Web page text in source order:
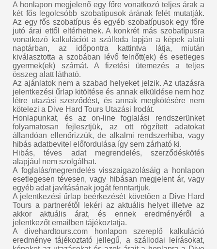
A honlapon megjelenő egy főre vonatkozó teljes árak a
két fős legolcsóbb szobatípusok árának felét mutatják.
Az egy fős szobatípus és egyéb szobatípusok egy főre
jutó árai ettől eltérhetnek. A konkrét más szobatípusra
vonatkozó kalkulációt a szálloda lapján a képek alatti
naptárban, az időpontra kattintva látja, miután
kiválasztotta a szobában lévő felnőtt(ek) és esetleges
gyermek(ek) számát. A fizetési ütemezés a teljes
összeg alatt látható.
Az ajánlatok nem a szabad helyeket jelzik. Az utazásra
jelentkezési űrlap kitöltése és annak elküldése nem hoz
létre utazási szerződést, és annak megkötésére nem
kötelezi a Dive Hard Tours Utazási Irodát.
Honlapunkat, és az on-line foglalási rendszerünket
folyamatosan fejlesztjük, az ott rögzített adatokat
állandóan ellenőrizzük, de alkalmi rendszerhiba, vagy
hibás adatbevitel előfordulása így sem zárható ki.
Hibás, téves adat megrendelés, szerződéskötés
alapjául nem szolgálhat.
A foglalás/megrendelés visszaigazolásáig a honlapon
esetlegesen tévesen, vagy hibásan megjelent ár, vagy
egyéb adat javításának jogát fenntartjuk.
A jelentkezési űrlap beérkezését követően a Dive Hard
Tours a partnerétől lekéri az aktuális helyet illetve az
akkor aktuális árat, és ennek eredményéről a
jelentkezőt emailben tájékoztatja.
A divehardtours.com honlapon szereplő kalkuláció
eredménye tájékoztató jellegű, a szállodai leírásokat,